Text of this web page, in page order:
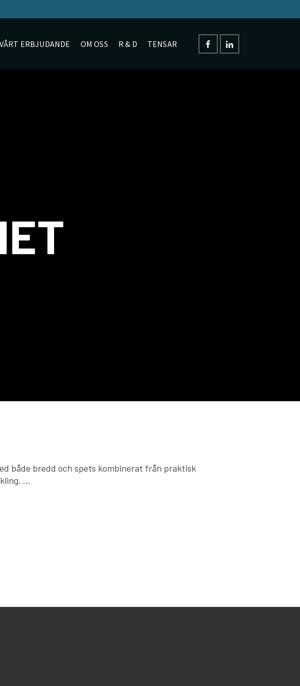
VÅRT ERBJUDANDE OM OSS R & D TENSAR
både bredd och spets kombinerat från praktisk
…